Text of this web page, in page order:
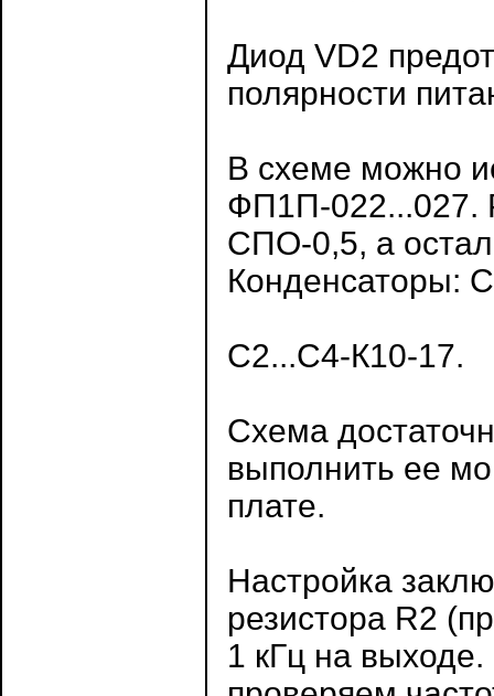
Диод VD2
полярности
В схеме можно
ФП1П-022...027.
СПО-0,5, а
Конденсаторы:
С2...С4-К10-17.
Схема
выполнить ее
плате.
Настройка
резистора R2
1 кГц на выходе.